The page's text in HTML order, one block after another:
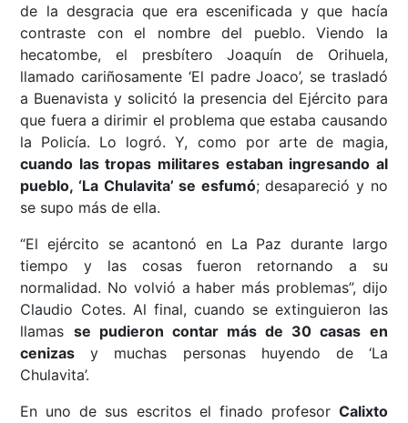
de la desgracia que era escenificada y que hacía
contraste con el nombre del pueblo. Viendo la
hecatombe, el presbítero Joaquín de Orihuela,
llamado cariñosamente ‘El padre Joaco’, se trasladó
a Buenavista y solicitó la presencia del Ejército para
que fuera a dirimir el problema que estaba causando
la Policía. Lo logró. Y, como por arte de magia,
cuando las tropas militares estaban ingresando al
pueblo, ‘La Chulavita’ se esfumó; desapareció y no
se supo más de ella.
“El ejército se acantonó en La Paz durante largo
tiempo y las cosas fueron retornando a su
normalidad. No volvió a haber más problemas”, dijo
Claudio Cotes. Al final, cuando se extinguieron las
llamas se pudieron contar más de 30 casas en
cenizas y muchas personas huyendo de ‘La
Chulavita’.
En uno de sus escritos el finado profesor Calixto